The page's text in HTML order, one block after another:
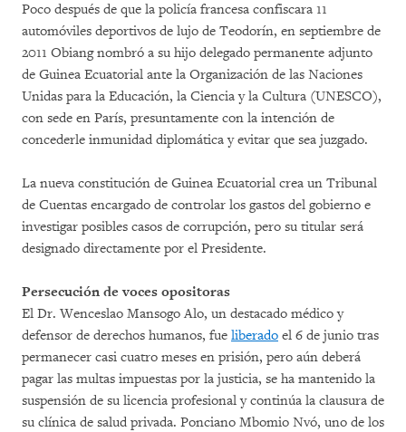
Poco después de que la policía francesa confiscara 11
automóviles deportivos de lujo de Teodorín, en septiembre de
2011 Obiang nombró a su hijo delegado permanente adjunto
de Guinea Ecuatorial ante la Organización de las Naciones
Unidas para la Educación, la Ciencia y la Cultura (UNESCO),
con sede en París, presuntamente con la intención de
concederle inmunidad diplomática y evitar que sea juzgado.
La nueva constitución de Guinea Ecuatorial crea un Tribunal
de Cuentas encargado de controlar los gastos del gobierno e
investigar posibles casos de corrupción, pero su titular será
designado directamente por el Presidente.
Persecución de voces opositoras
El Dr. Wenceslao Mansogo Alo, un destacado médico y
defensor de derechos humanos, fue liberado el 6 de junio tras
permanecer casi cuatro meses en prisión, pero aún deberá
pagar las multas impuestas por la justicia, se ha mantenido la
suspensión de su licencia profesional y continúa la clausura de
su clínica de salud privada. Ponciano Mbomio Nvó, uno de los